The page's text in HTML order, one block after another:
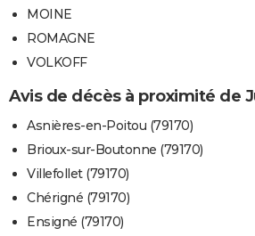
MOINE
ROMAGNE
VOLKOFF
Avis de décès à proximité de
Asnières-en-Poitou (79170)
Brioux-sur-Boutonne (79170)
Villefollet (79170)
Chérigné (79170)
Ensigné (79170)